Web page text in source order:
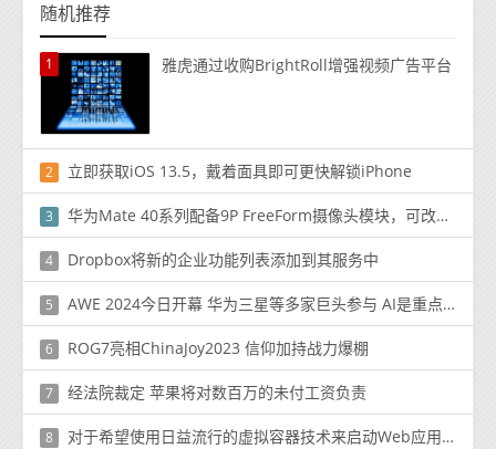
随机推荐
1 雅虎通过收购BrightRoll增强视频广告平台
2 立即获取iOS 13.5，戴着面具即可更快解锁iPhone
3 华为Mate 40系列配备9P FreeForm摄像头模块，可改善摄像头性能
4 Dropbox将新的企业功能列表添加到其服务中
5 AWE 2024今日开幕 华为三星等多家巨头参与 AI是重点！
6 ROG7亮相ChinaJoy2023 信仰加持战力爆棚
7 经法院裁定 苹果将对数百万的未付工资负责
8 对于希望使用日益流行的虚拟容器技术来启动Web应用程序的客户